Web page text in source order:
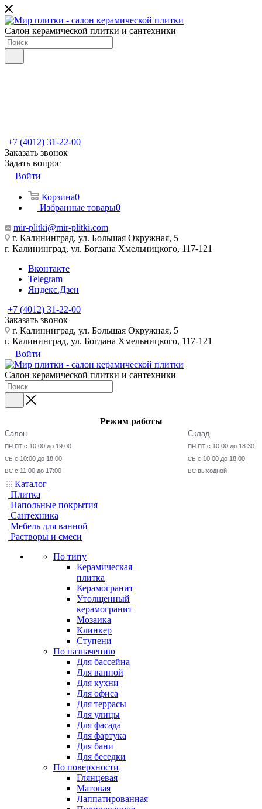
Салон керамической плитки и сантехники
+7 (4012) 31-22-00
Заказать звонок
Задать вопрос
Войти
Корзина0
Избранные товары0
mir-plitki@mir-plitki.com
г. Калининград, ул. Большая Окружная, 5
г. Калининград, ул. Богдана Хмельницкого, 117-121
Вконтакте
Telegram
Яндекс.Дзен
+7 (4012) 31-22-00
Заказать звонок
г. Калининград, ул. Большая Окружная, 5
г. Калининград, ул. Богдана Хмельницкого, 117-121
Войти
Салон керамической плитки и сантехники
Режим работы
Салон
ПН-ПТ с 10:00 до 19:00
СБ с 10:00 до 18:00
ВС с 11:00 до 17:00
Склад
ПН-ПТ с 10:00 до 18:30
СБ с 10:00 до 18:00
ВС выходной
Каталог
Плитка
Напольные покрытия
Сантехника
Мебель для ванной
Растворы и смеси
По типу
Керамическая
плитка
Керамогранит
Утолщенный
керамогранит
Мозаика
Клинкер
Ступени
По назначению
Для бассейна
Для ванной
Для кухни
Для офиса
Для террасы
Для улицы
Для фасада
Для фартука
Для бани
Для беседки
По поверхности
Глянцевая
Матовая
Лаппатированная